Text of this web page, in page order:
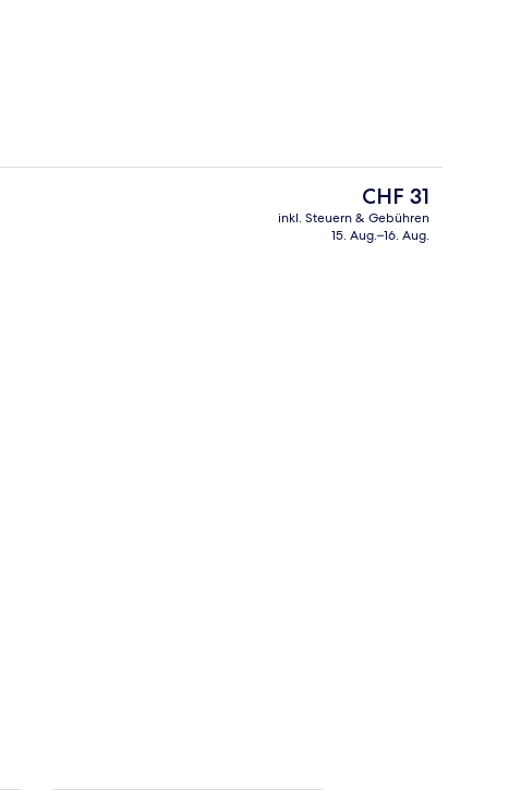
Schreibtisch, Bügeleisen/Bügelbrett, kostenloses WLAN
Der
aktuelle
Preis
CHF 31
inkl. Steuern & Gebühren
15. Aug.–16. Aug.